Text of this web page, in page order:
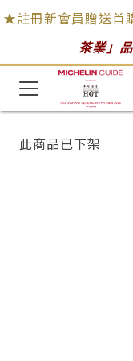
★註冊新會員贈送首
茶業」
此商品已下架